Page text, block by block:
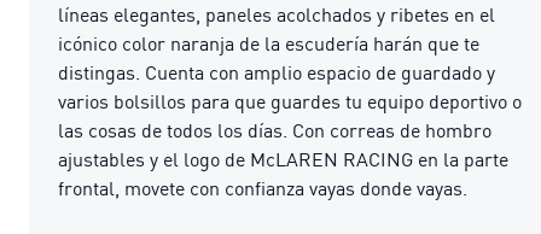
líneas elegantes, paneles acolchados y ribetes en el
icónico color naranja de la escudería harán que te
distingas. Cuenta con amplio espacio de guardado y
varios bolsillos para que guardes tu equipo deportivo o
las cosas de todos los días. Con correas de hombro
ajustables y el logo de McLAREN RACING en la parte
frontal, movete con confianza vayas donde vayas.